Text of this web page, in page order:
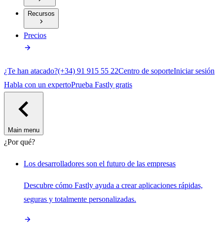
Recursos
Precios
¿Te han atacado?(+34) 91 915 55 22Centro de soporteIniciar sesión
Habla con un expertoPrueba Fastly gratis
Main menu
¿Por qué?
Los desarrolladores son el futuro de las empresas
Descubre cómo Fastly ayuda a crear aplicaciones rápidas,
seguras y totalmente personalizadas.